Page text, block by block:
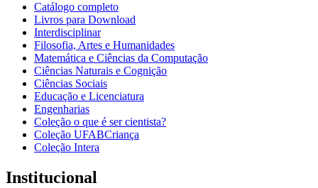
Catálogo completo
Livros para Download
Interdisciplinar
Filosofia, Artes e Humanidades
Matemática e Ciências da Computação
Ciências Naturais e Cognição
Ciências Sociais
Educação e Licenciatura
Engenharias
Coleção o que é ser cientista?
Coleção UFABCriança
Coleção Intera
Institucional